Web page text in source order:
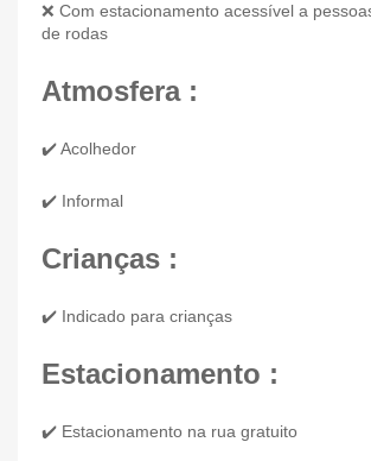
❌ Com estacionamento acessível a
de rodas
Atmosfera :
✔️ Acolhedor
✔️ Informal
Crianças :
✔️ Indicado para crianças
Estacionamento :
✔️ Estacionamento na rua gratuito